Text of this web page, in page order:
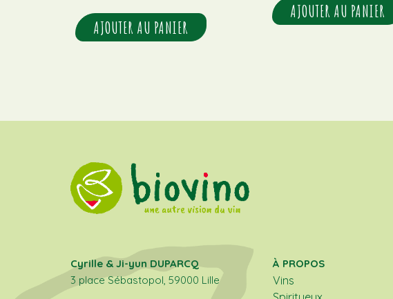
AJOUTER AU PANIER
AJOUTER AU PANIER
Cyrille & Ji-yun DUPARCQ
3 place Sébastopol, 59000 Lille
À PROPOS
Vins